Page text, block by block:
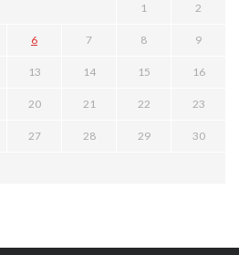
1 2
6 7 8 9
13 14 15 16
20 21 22 23
27 28 29 30